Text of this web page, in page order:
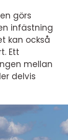
görs
infästning
kan också
Ett
mellan
delvis